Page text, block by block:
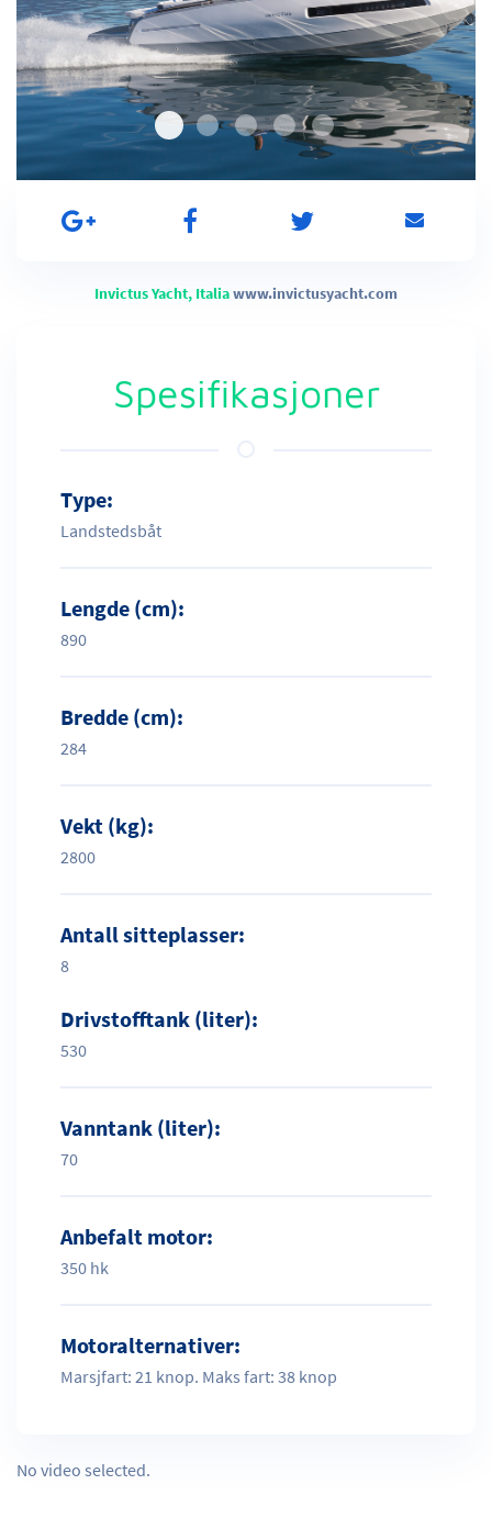
Invictus Yacht, Italiawww.invictusyacht.com
Spesifikasjoner
Type:
Landstedsbåt
Lengde (cm):
890
Bredde (cm):
284
Vekt (kg):
2800
Antall sitteplasser:
8
Drivstofftank (liter):
530
Vanntank (liter):
70
Anbefalt motor:
350 hk
Motoralternativer:
Marsjfart: 21 knop. Maks fart: 38 knop
No video selected.